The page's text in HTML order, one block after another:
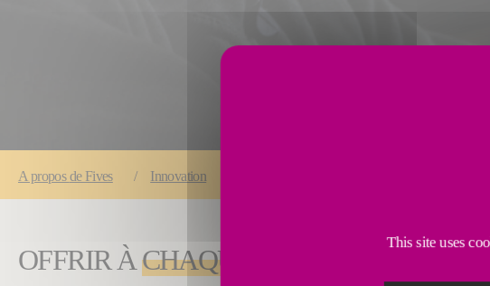
A proposde Fives Innovation Fives Innovation Awards : offrir à chaque
OFFRIR ÀCHAQUE COLLABORATEUR
This site uses